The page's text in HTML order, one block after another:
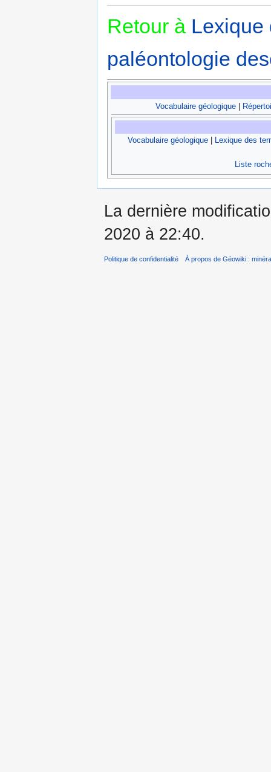
Retour à Lexique
paléontologie
Vocabulaire géologique
Vocabulaire géologique| Lexique des
Liste
La dernière
2020 à 22:40.
Politique de confidentialité À propos de Géowiki :